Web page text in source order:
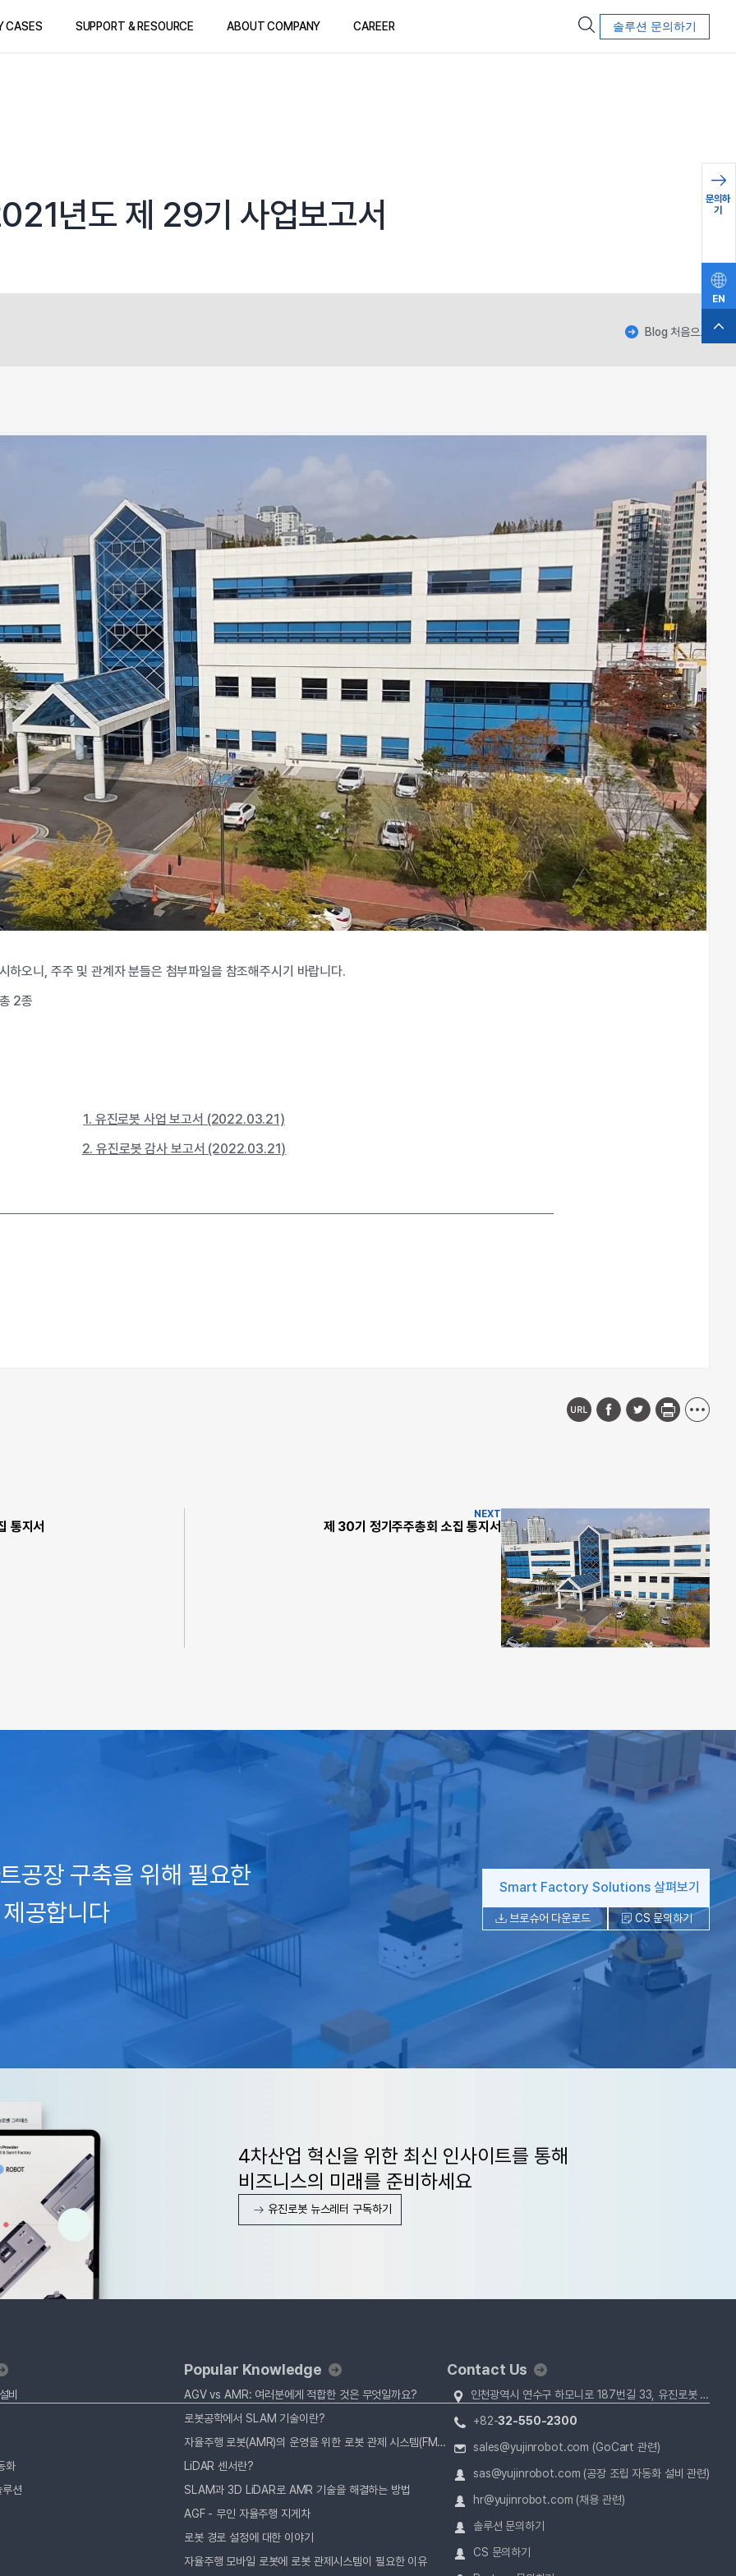
CASES SUPPORT & RESOURCE ABOUT COMPANY CAREER 솔루션 문의하기
년도 제 29기 사업보고서
Blog 처음으로
오니, 주주 및 관계자 분들은 첨부파일을 참조해주시기 바랍니다.
2종
1. 유진로봇 사업 보고서 (2022.03.21)
2. 유진로봇 감사 보고서 (2022.03.21)
통지서 제 30기 정기주주총회 소집 통지서
NEXT
공장 구축을 위해 필요한
공합니다
Smart Factory Solutions 살펴보기
브로슈어 다운로드 CS 문의하기
4차산업 혁신을 위한 최신 인사이트를 통해
비즈니스의 미래를 준비하세요
유진로봇 뉴스레터 구독하기
문의하
기
EN
비
화
션
Popular Knowledge
AGV vs AMR: 여러분에게 적합한 것은 무엇일까요?
로봇공학에서 SLAM 기술이란?
자율주행 로봇(AMR)의 운영을 위한 로봇 관제 시스템(FMS)
LiDAR 센서란?
SLAM과 3D LiDAR로 AMR 기술을 해결하는 방법
AGF - 무인 자율주행 지게차
로봇 경로 설정에 대한 이야기
자율주행 모바일 로봇에 로봇 관제시스템이 필요한 이유
Contact Us
인천광역시 연수구 하모니로 187번길 33, 유진로봇 (22013)
+82-32-550-2300
sales@yujinrobot.com (GoCart 관련)
sas@yujinrobot.com (공장 조립 자동화 설비 관련)
hr@yujinrobot.com (채용 관련)
솔루션 문의하기
CS 문의하기